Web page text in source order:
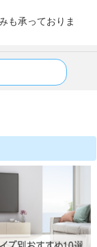
も承っておりま